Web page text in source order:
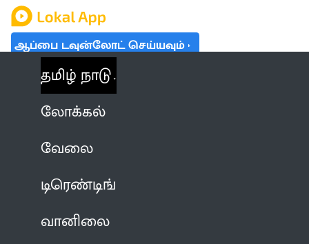
ஆப்பை டவுன்லோட் செய்யவும்
தமிழ் நாடு
லோக்கல்
வேலை
டிரெண்டிங்
வானிலை